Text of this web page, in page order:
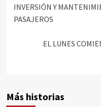
INVERSIÓN Y
PASAJEROS
EL LUNES
Más historias